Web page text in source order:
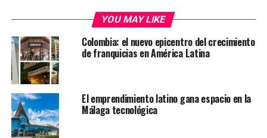
concurso Vinalies Internationales, con una connotación
especial, ya que agrupó por primera vez, sus siete
concursos mundiales. Uno de los más importantes fue el
Mondial des Effervescents.
Te puede interesar:
caza del público joven
El jurado evaluador estuvo compuesto por 109 expertos
YOU MAY LIKE
Colombia: el nuevo epicentro del crecimiento
de franquicias en América Latina
El emprendimiento latino gana espacio en la
Málaga tecnológica